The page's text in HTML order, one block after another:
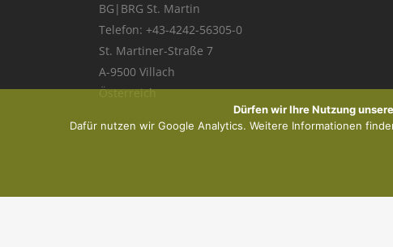
BG|BRG St. Martin
Telefon: +43-4242-56305-0
St. Martiner-Straße 7
A-9500 Villach
Österreich
Dürfen wir Ihre Nutzung
Dafür nutzen wir Google Analytics. Weitere Informationen